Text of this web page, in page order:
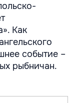
Как
событие –
рыбничан.